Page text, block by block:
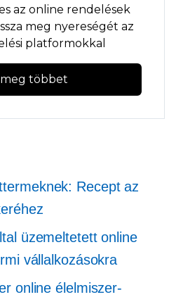
az online rendelések
meg nyereségét az
platformokkal
többet
Recept az
üzemeltetett online
vállalkozásokra
online élelmiszer-